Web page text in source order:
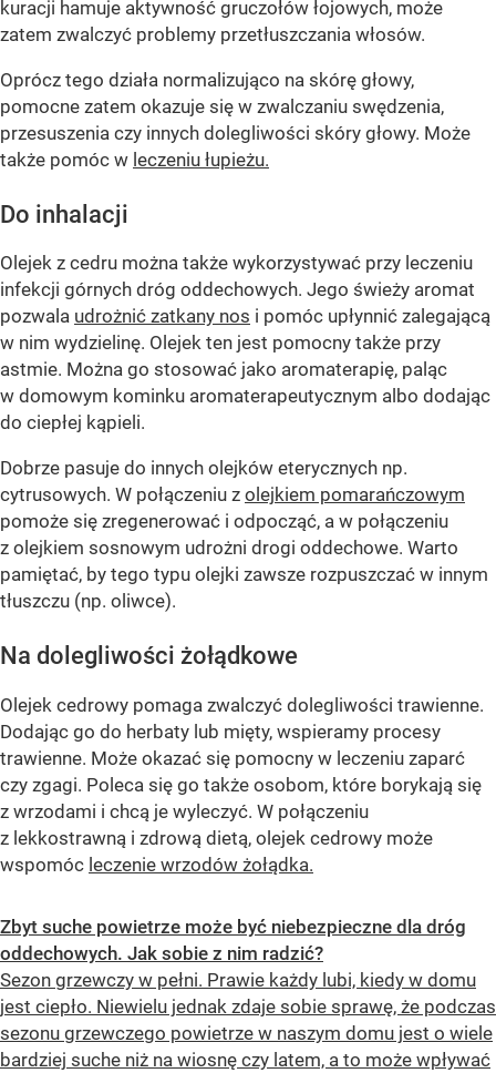
kuracji hamuje aktywność gruczołów łojowych, może
zatem zwalczyć problemy przetłuszczania włosów.
Oprócz tego działa normalizująco na skórę głowy,
pomocne zatem okazuje się w zwalczaniu swędzenia,
przesuszenia czy innych dolegliwości skóry głowy. Może
także pomóc w leczeniu łupieżu.
Do inhalacji
Olejek z cedru można także wykorzystywać przy leczeniu
infekcji górnych dróg oddechowych. Jego świeży aromat
pozwala udrożnić zatkany nos i pomóc upłynnić zalegającą
w nim wydzielinę. Olejek ten jest pomocny także przy
astmie. Można go stosować jako aromaterapię, paląc
w domowym kominku aromaterapeutycznym albo dodając
do ciepłej kąpieli.
Dobrze pasuje do innych olejków eterycznych np.
cytrusowych. W połączeniu z olejkiem pomarańczowym
pomoże się zregenerować i odpocząć, a w połączeniu
z olejkiem sosnowym udrożni drogi oddechowe. Warto
pamiętać, by tego typu olejki zawsze rozpuszczać w innym
tłuszczu (np. oliwce).
Na dolegliwości żołądkowe
Olejek cedrowy pomaga zwalczyć dolegliwości trawienne.
Dodając go do herbaty lub mięty, wspieramy procesy
trawienne. Może okazać się pomocny w leczeniu zaparć
czy zgagi. Poleca się go także osobom, które borykają się
z wrzodami i chcą je wyleczyć. W połączeniu
z lekkostrawną i zdrową dietą, olejek cedrowy może
wspomóc leczenie wrzodów żołądka.
Zbyt suche powietrze może być niebezpieczne dla dróg
oddechowych. Jak sobie z nim radzić?
Sezon grzewczy w pełni. Prawie każdy lubi, kiedy w domu
jest ciepło. Niewielu jednak zdaje sobie sprawę, że podczas
sezonu grzewczego powietrze w naszym domu jest o wiele
bardziej suche niż na wiosnę czy latem, a to może wpływać